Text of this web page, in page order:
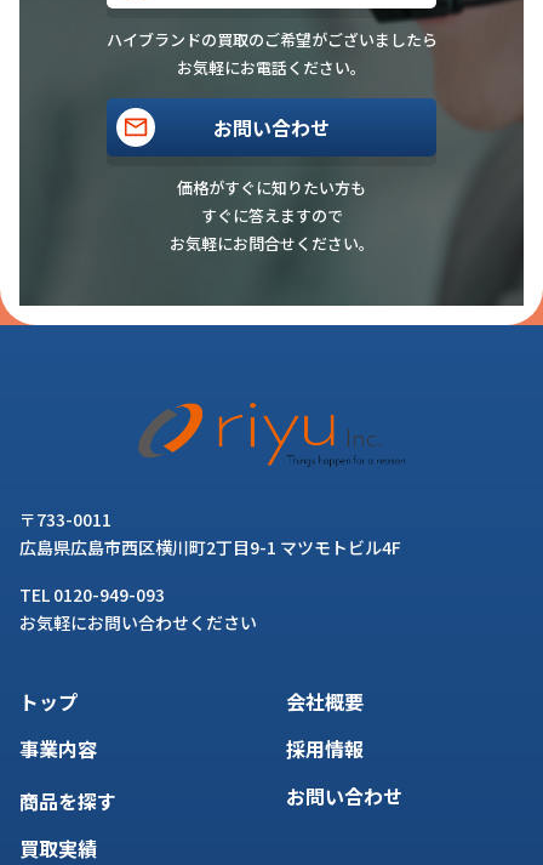
ハイブランドの買取のご希望がございましたら
お気軽にお電話ください。
お問い合わせ
価格がすぐに知りたい方も
すぐに答えますので
お気軽にお問合せください。
〒733-0011
広島県広島市西区横川町2丁目9-1 マツモトビル4F
TEL 0120-949-093
お気軽にお問い合わせください
トップ
事業内容
商品を探す
買取実績
会社概要
採用情報
お問い合わせ